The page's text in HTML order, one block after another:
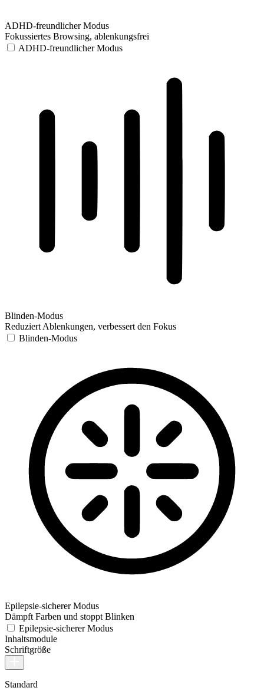
ADHD-freundlicher Modus
Fokussiertes Browsing, ablenkungsfrei
ADHD-freundlicher Modus
Blinden-Modus
Reduziert Ablenkungen, verbessert den Fokus
Blinden-Modus
Epilepsie-sicherer Modus
Dämpft Farben und stoppt Blinken
Epilepsie-sicherer Modus
Inhaltsmodule
Schriftgröße
Standard